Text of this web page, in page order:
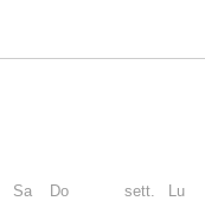
Sa
Do
sett.
Lu